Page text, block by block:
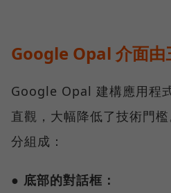
Google Opal 介面由
Google Opal 建構應用程
直觀，大幅降低了技術門
分組成：
● 底部的對話框：